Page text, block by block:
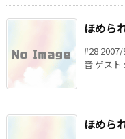
ほめら
#28
音 ゲスト
ほめら